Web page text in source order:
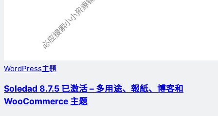
WordPress主題
Soledad 8.7.5 已激活 – 多用途、報紙、博客和
WooCommerce 主題